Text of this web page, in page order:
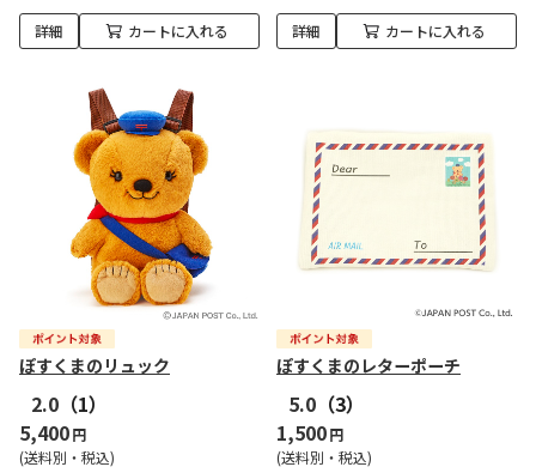
詳細 カートに入れる 詳細 カートに入れる
ぽすくまのリュック
2.0 （1）
5,400円
(送料別・税込)
ぽすくまのレターポーチ
5.0 （3）
1,500円
(送料別・税込)